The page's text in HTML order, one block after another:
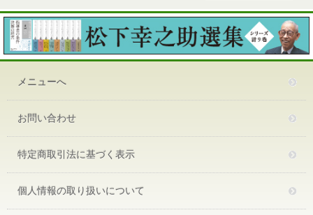
メニューへ
お問い合わせ
特定商取引法に基づく表示
個人情報の取り扱いについて